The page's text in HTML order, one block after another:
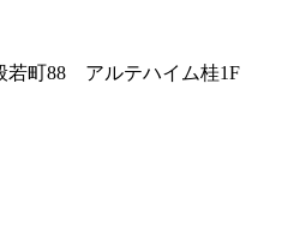
若町88 アルテハイム桂1F